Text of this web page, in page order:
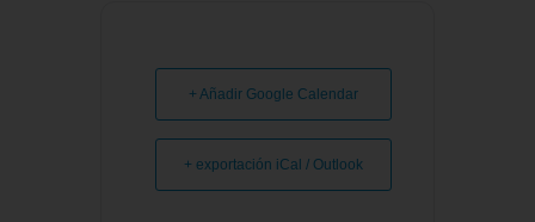
+ Añadir Google Calendar
+ exportación iCal / Outlook